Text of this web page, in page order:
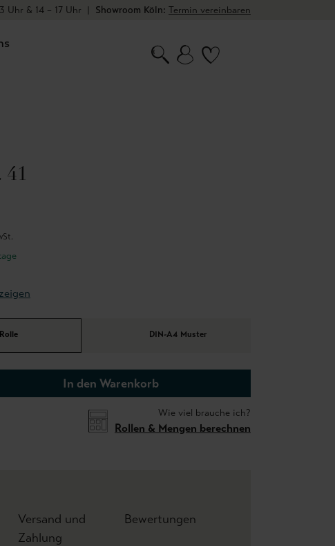
Uhr & 14 – 17 Uhr | Showroom Köln: Termin vereinbaren
41
Rolle DIN-A4 Muster
In den Warenkorb
Wie viel brauche ich?
Rollen & Mengen berechnen
Versand und
Zahlung
Bewertungen